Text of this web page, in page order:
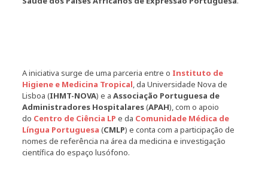
A iniciativa surge de uma parceria entre o Instituto de
Higiene e Medicina Tropical, da Universidade Nova de
Lisboa (IHMT-NOVA) e a Associação Portuguesa de
Administradores Hospitalares(APAH), com o apoio
do Centro de Ciência LP e da Comunidade Médica de
Língua Portuguesa (CMLP) e conta com a participação de
nomes de referência na área da medicina e investigação
científica do espaço lusófono.